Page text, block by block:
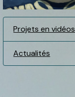
Projets en vidéos
Actualités